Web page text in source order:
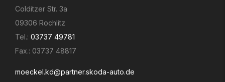
Colditzer Str. 3a
09306 Rochlitz
Tel.: 03737 49781
Fax.: 03737 48817
moeckel.kd­@partner.skoda-auto.de